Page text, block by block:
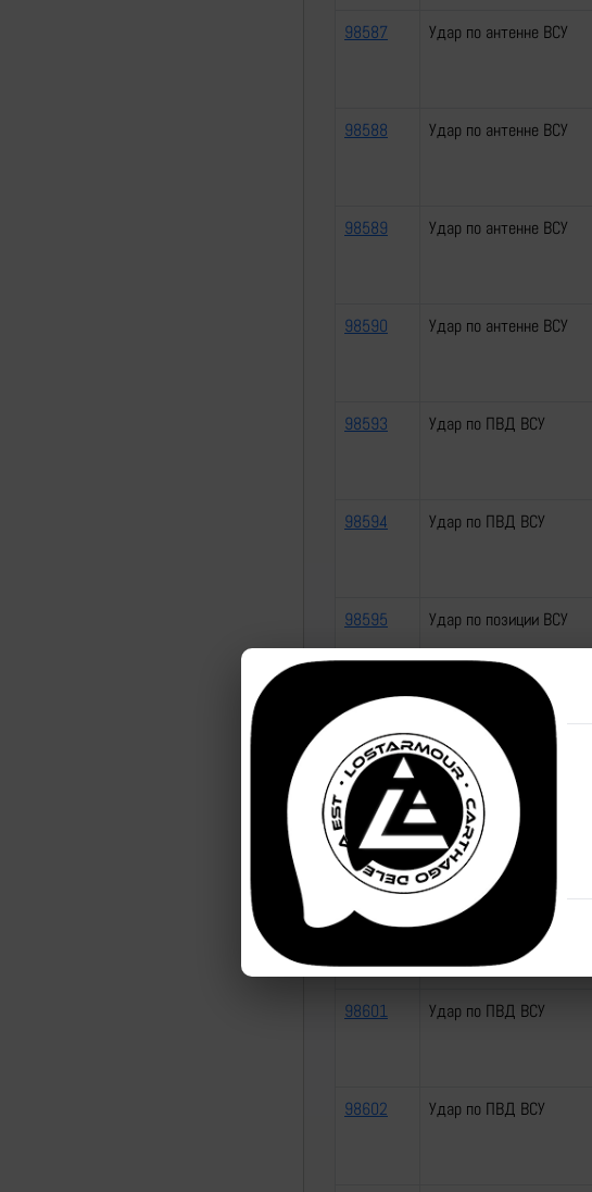
98587 Удар по антенне ВСУ
98588 Удар по антенне ВСУ
98589 Удар по антенне ВСУ
98590 Удар по антенне ВСУ
98593 Удар по ПВД ВСУ
98594 Удар по ПВД ВСУ
98595 Удар по позиции ВСУ
98596 Удар по ПВД ВСУ
98597 Удар по ПВД ВСУ
98598 Удар по ПВД ВСУ
98601 Удар по ПВД ВСУ
98602 Удар по ПВД ВСУ